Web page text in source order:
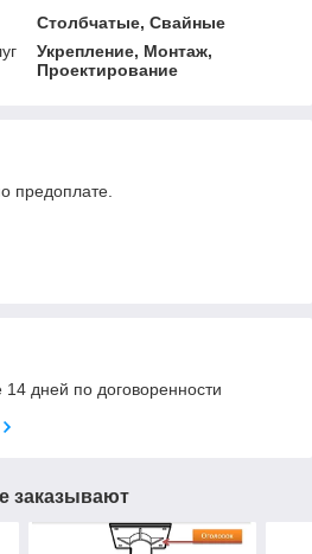
Столбчатые, Свайные
Укрепление, Монтаж,
Проектирование
предоплате.
14 дней по договоренности
заказывают